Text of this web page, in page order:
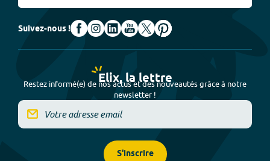
Suivez-nous !
Elix, la lettre
Restez informé(e) de nos actus et des nouveautés grâce à notre
newsletter !
S'inscrire